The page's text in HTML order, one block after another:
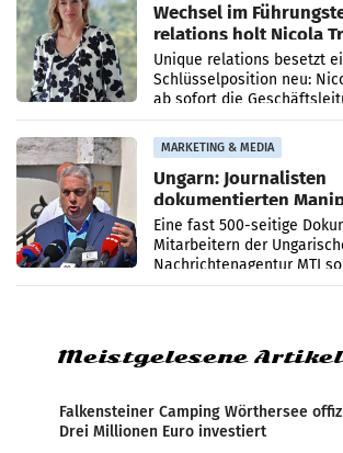
Wechsel im
relations holt Nicola
Geschäftsleitung
Unique relations besetzt
Schlüsselposition neu:
ab sofort die
PR-Agentur an der Seite
Anna Kalina-Mahr.
MARKETING & MEDIA
Ungarn: Journalisten
dokumentierten
Zensur
Eine fast 500-seitige
Mitarbeitern der
Nachrichtenagentur MTI
systematische
Meistgelesene Artikel
Falkensteiner Camping Wörthersee
Drei Millionen Euro investiert